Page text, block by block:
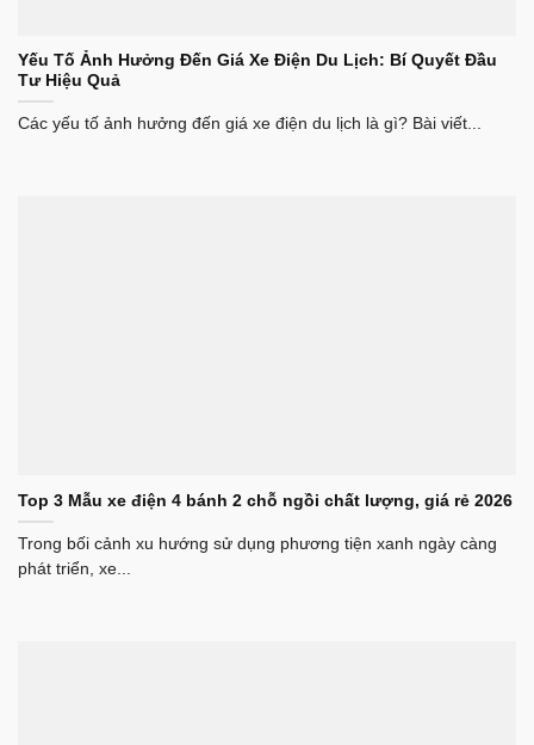
Yếu Tố Ảnh Hưởng Đến Giá Xe Điện Du Lịch: Bí Quyết Đầu
Tư Hiệu Quả
Các yếu tố ảnh hưởng đến giá xe điện du lịch là gì? Bài viết...
Top 3 Mẫu xe điện 4 bánh 2 chỗ ngồi chất lượng, giá rẻ 2026
Trong bối cảnh xu hướng sử dụng phương tiện xanh ngày càng
phát triển, xe...